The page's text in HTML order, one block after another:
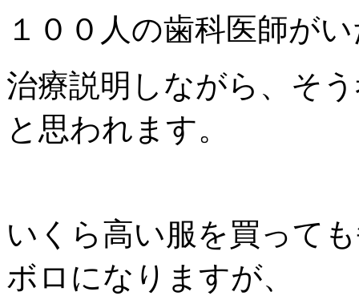
１００人の歯科医師が
治療説明しながら、そ
と思われます。
いくら高い服を買って
ボロになりますが、